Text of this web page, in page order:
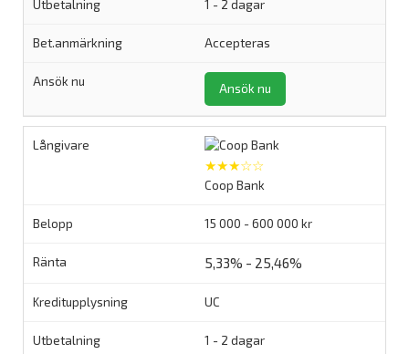
1 - 2 dagar
Accepteras
Ansök nu
★★★☆☆
Coop Bank
15 000 - 600 000 kr
5,33% - 25,46%
UC
1 - 2 dagar